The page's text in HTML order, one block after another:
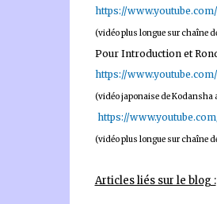
https://
(vidéo plus longue sur chaîne
Pour Introduction et
https://
(vidéo japonaise de Kodansha
https://
(vidéo plus longue sur chaîne
Articles liés sur le blog :